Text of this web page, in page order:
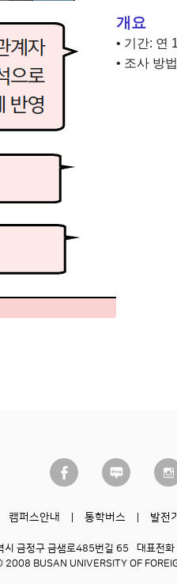
개요
• 기간: 연
• 조사 방
캠퍼스안내 통학버스 발전
금정구 금샘로485번길 65 대표전
2008 BUSAN UNIVERSITY OF